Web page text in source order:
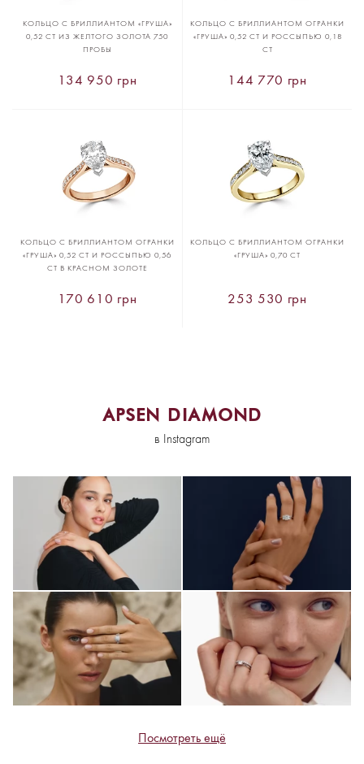
КОЛЬЦО С БРИЛЛИАНТОМ «ГРУША»
0,52 CT ИЗ ЖЕЛТОГО ЗОЛОТА 750
ПРОБЫ
134 950 грн
КОЛЬЦО С БРИЛЛИАНТОМ ОГРАНКИ
«ГРУША» 0,52 CT И РОССЫПЬЮ 0,18
CT
144 770 грн
КОЛЬЦО С БРИЛЛИАНТОМ ОГРАНКИ
«ГРУША» 0,52 CT И РОССЫПЬЮ 0,56
CT В КРАСНОМ ЗОЛОТЕ
170 610 грн
КОЛЬЦО С БРИЛЛИАНТОМ ОГРАНКИ
«ГРУША» 0,70 CT
253 530 грн
APSEN DIAMOND
в Instagram
Посмотреть ещё